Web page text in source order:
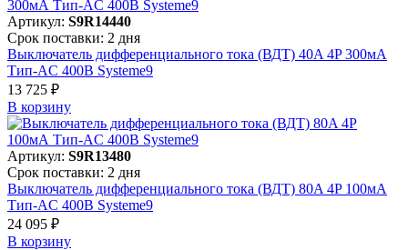
Артикул: S9R14440
Срок поставки: 2 дня
Выключатель дифференциального тока (ВДТ) 40A 4P 300мА
Тип-AC 400В Systeme9
13 725 ₽
В корзинy
Артикул: S9R13480
Срок поставки: 2 дня
Выключатель дифференциального тока (ВДТ) 80A 4P 100мА
Тип-AC 400В Systeme9
24 095 ₽
В корзинy